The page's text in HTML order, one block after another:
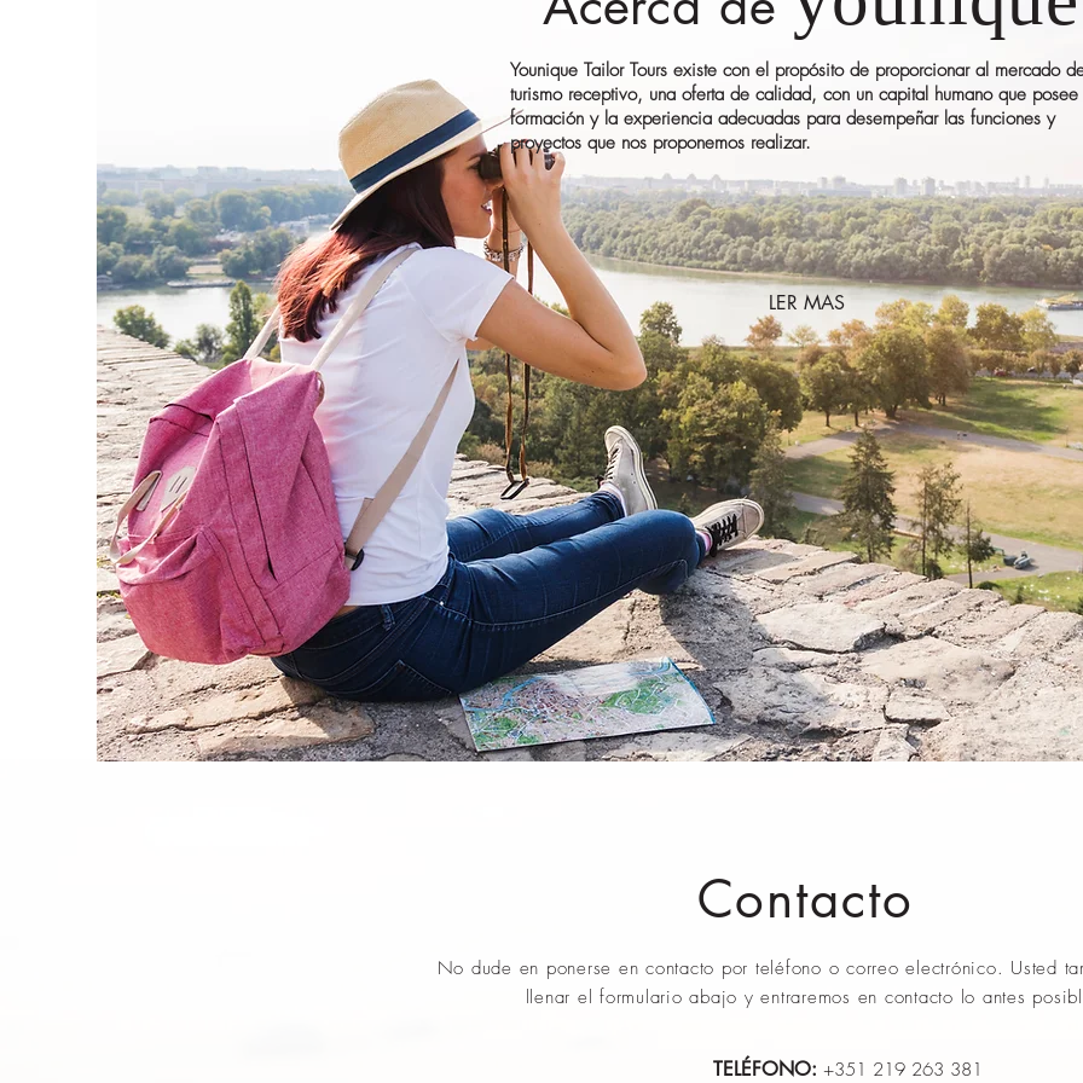
Contacto
No dude en ponerse en contacto por teléfono o correo electrónico. Usted
llenar el formulario abajo y entraremos en contacto lo antes
TELÉFONO: +351 219 263 381
Younique Tailor Tours existe con el propósito de proporcionar al mercado
turismo receptivo, una oferta de calidad, con un capital humano que
formación y la experiencia adecuadas para desempeñar las funciones y
proyectos que nos proponemos realizar.
LER MAS